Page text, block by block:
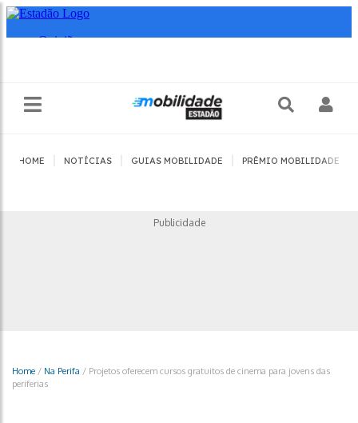
HOME NOTÍCIAS GUIAS MOBILIDADE PRÊMIO MOBILIDADE
Publicidade
Home / Na Perifa / Projetos oferecem cursos gratuitos de cinema para jovens das
periferias